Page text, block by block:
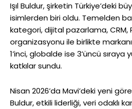
Işıl Buldur, şirketin Türkiye’deki
isimlerden biri oldu. Temelden
kategori, dijital pazarlama,
organizasyonu ile birlikte
1’inci, globalde ise 3’üncü
katkılar sundu.
Nisan 2026’da Mavi’deki yeni
Buldur, etkili liderliği, veri odaklı